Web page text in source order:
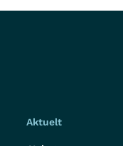
Aktuelt